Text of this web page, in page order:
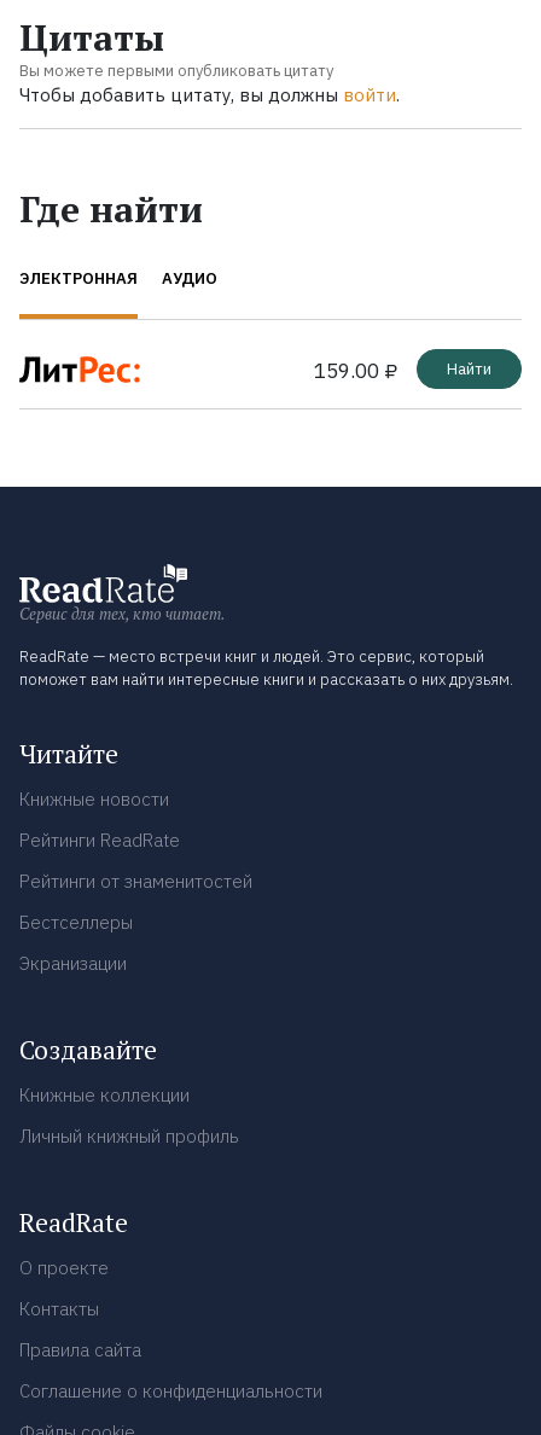
Цитаты
Вы можете первыми опубликовать цитату
Чтобы добавить цитату, вы должны войти.
Где найти
ЭЛЕКТРОННАЯ АУДИО
159.00 ₽ Найти
Сервис для тех, кто читает.
ReadRate — место встречи книг и людей. Это сервис, который
поможет вам найти интересные книги и рассказать о них друзьям.
Читайте
Книжные новости
Рейтинги ReadRate
Рейтинги от знаменитостей
Бестселлеры
Экранизации
Создавайте
Книжные коллекции
Личный книжный профиль
ReadRate
О проекте
Контакты
Правила сайта
Соглашение о конфиденциальности